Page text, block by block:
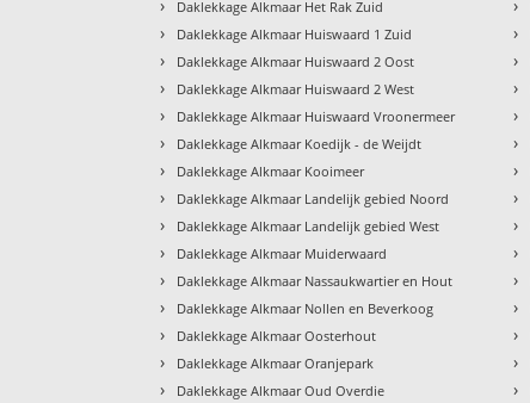
› Daklekkage Alkmaar Het Rak Zuid
› Daklekkage Alkmaar Huiswaard 1 Zuid
› Daklekkage Alkmaar Huiswaard 2 Oost
› Daklekkage Alkmaar Huiswaard 2 West
› Daklekkage Alkmaar Huiswaard Vroonermeer
› Daklekkage Alkmaar Koedijk - de Weijdt
› Daklekkage Alkmaar Kooimeer
› Daklekkage Alkmaar Landelijk gebied Noord
› Daklekkage Alkmaar Landelijk gebied West
› Daklekkage Alkmaar Muiderwaard
› Daklekkage Alkmaar Nassaukwartier en Hout
› Daklekkage Alkmaar Nollen en Beverkoog
› Daklekkage Alkmaar Oosterhout
› Daklekkage Alkmaar Oranjepark
› Daklekkage Alkmaar Oud Overdie
›
›
›
›
›
›
›
›
›
›
›
›
›
›
›